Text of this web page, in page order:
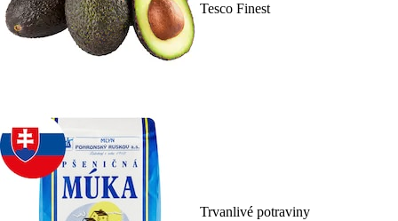
Tesco Finest
Trvanlivé potraviny